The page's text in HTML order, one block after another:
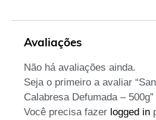
Avaliações
Não há avaliações ainda.
Seja o primeiro a avaliar
Calabresa Defumada – 500g”
Você precisa fazer logged in